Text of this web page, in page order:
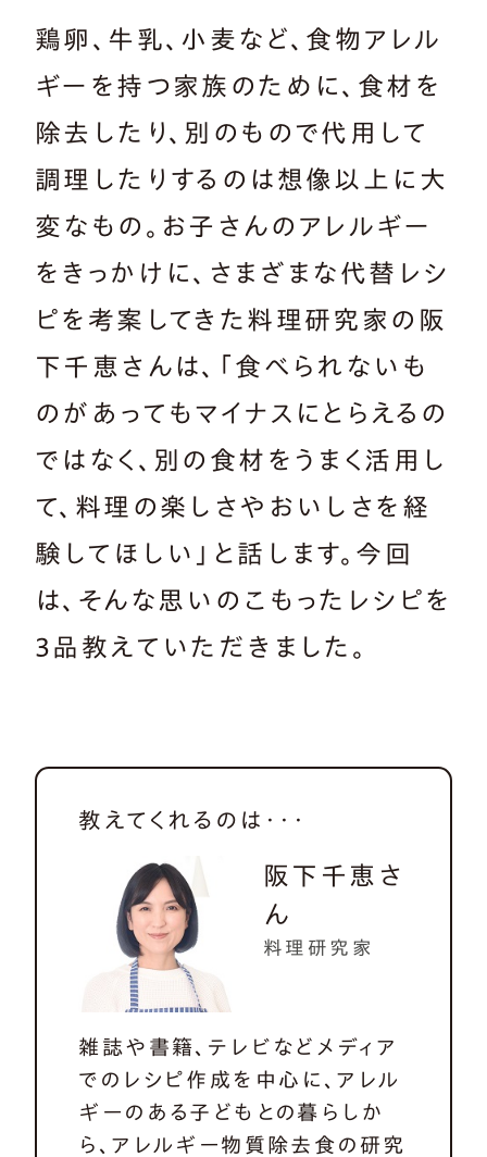
鶏卵、牛乳、小麦など、食物アレル
ギーを持つ家族のために、食材を
除去したり、別のもので代用して
調理したりするのは想像以上に大
変なもの。お子さんのアレルギー
をきっかけに、さまざまな代替レシ
ピを考案してきた料理研究家の阪
下千恵さんは、「食べられないも
のがあってもマイナスにとらえるの
ではなく、別の食材をうまく活用し
て、料理の楽しさやおいしさを経
験してほしい」と話します。今回
は、そんな思いのこもったレシピを
3品教えていただきました。
教えてくれるのは・・・
阪下千恵さ
ん
料理研究家
雑誌や書籍、テレビなどメディア
でのレシピ作成を中心に、アレル
ギーのある子どもとの暮らしか
ら、アレルギー物質除去食の研究